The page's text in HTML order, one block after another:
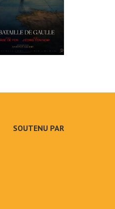
SOUTENU PAR